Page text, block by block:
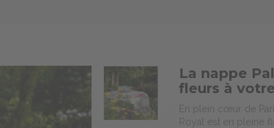
La nappe
fleurs à
En plein cœur de
Royal est en pleine